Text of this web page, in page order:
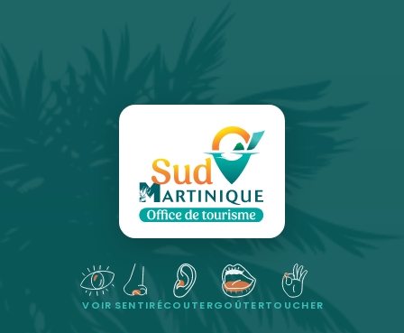
VOIR SENTIRÉCOUTERGOÛTERTOUCHER